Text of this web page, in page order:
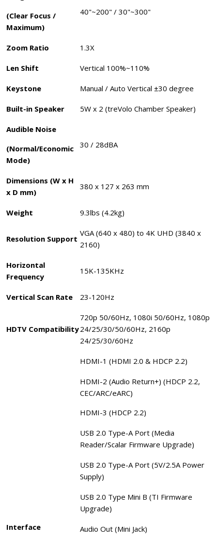
(Clear Focus /
Maximum)
40"~200" / 30"~300"
Zoom Ratio 1.3X
Len Shift Vertical 100%~110%
Keystone Manual / Auto Vertical ±30 degree
Built-in Speaker 5W x 2 (treVolo Chamber Speaker)
Audible Noise
(Normal/Economic
Mode)
30 / 28dBA
Dimensions (W x H
x D mm)
380 x 127 x 263 mm
Weight 9.3lbs (4.2kg)
Resolution Support
VGA (640 x 480) to 4K UHD (3840 x
2160)
Horizontal
Frequency
15K-135KHz
Vertical Scan Rate 23-120Hz
HDTV Compatibility
720p 50/60Hz, 1080i 50/60Hz, 1080p
24/25/30/50/60Hz, 2160p
24/25/30/60Hz
Interface
HDMI-1 (HDMI 2.0 & HDCP 2.2)
HDMI-2 (Audio Return+) (HDCP 2.2,
CEC/ARC/eARC)
HDMI-3 (HDCP 2.2)
USB 2.0 Type-A Port (Media
Reader/Scalar Firmware Upgrade)
USB 2.0 Type-A Port (5V/2.5A Power
Supply)
USB 2.0 Type Mini B (TI Firmware
Upgrade)
Audio Out (Mini Jack)